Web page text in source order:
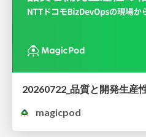
20260722_品質と開発生産
magicpod